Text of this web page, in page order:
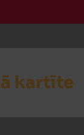
kartīte